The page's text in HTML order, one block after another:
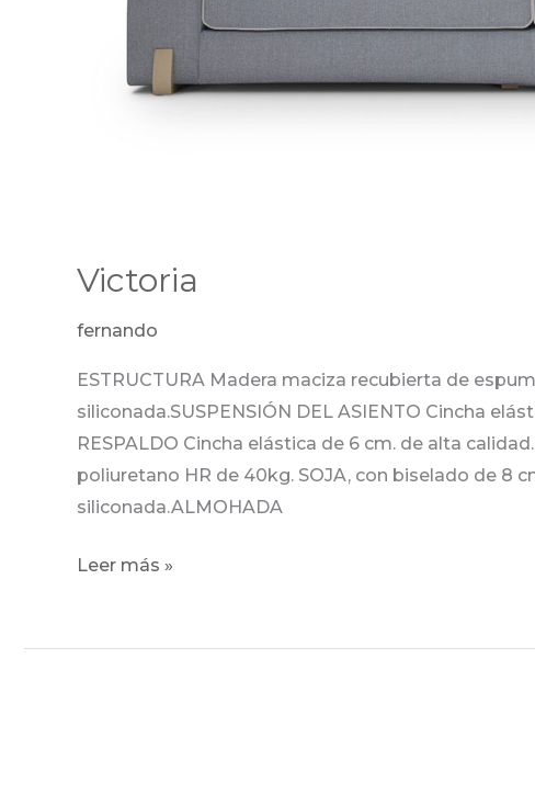
Victoria
fernando
ESTRUCTURA Madera maciza recubierta de
siliconada.SUSPENSIÓN DEL ASIENTO Cincha
RESPALDO Cincha elástica de 6 cm. de alta
poliuretano HR de 40kg. SOJA, con biselado de 8
siliconada.ALMOHADA
Leer más »